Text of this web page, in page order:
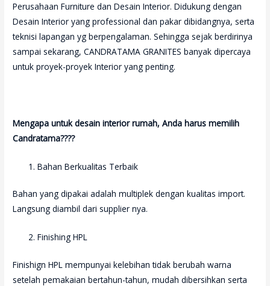
Perusahaan Furniture dan Desain Interior. Didukung dengan
Desain Interior yang professional dan pakar dibidangnya, serta
teknisi lapangan yg berpengalaman. Sehingga sejak berdirinya
sampai sekarang, CANDRATAMA GRANITES banyak dipercaya
untuk proyek-proyek Interior yang penting.
Mengapa untuk desain interior rumah, Anda harus memilih
Candratama????
Bahan Berkualitas Terbaik
Bahan yang dipakai adalah multiplek dengan kualitas import.
Langsung diambil dari supplier nya.
Finishing HPL
Finishign HPL mempunyai kelebihan tidak berubah warna
setelah pemakaian bertahun-tahun, mudah dibersihkan serta